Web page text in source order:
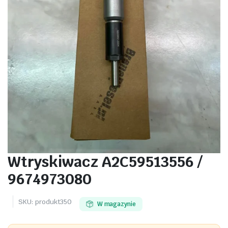
Wtryskiwacz A2C59513556 /
9674973080
SKU: produkt350 W magazynie